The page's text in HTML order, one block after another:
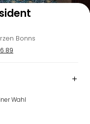
Bonns
89
Wahl